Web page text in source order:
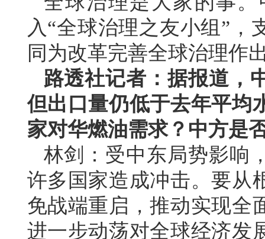
入“全球治理之友小组”
同为改革完善全球治理作
路透社记者：据报道，
但出口量仍低于去年平均
家对华燃油需求？中方是
林剑：受中东局势影响
许多国家造成冲击。要从
免战端重启，推动实现全
进一步动荡对全球经济发